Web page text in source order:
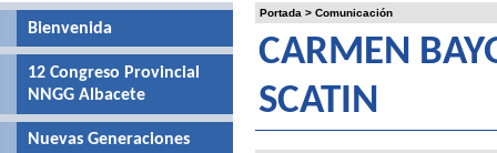
Portada > Comunicación
CARMEN
SCATIN
Bienvenida
12 Congreso Provincial
NNGG Albacete
Nuevas Generaciones